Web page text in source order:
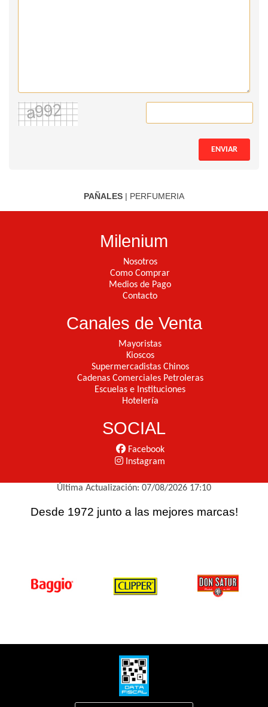
ENVIAR
PAÑALES | PERFUMERIA
Milenium
Nosotros
Como Comprar
Medios de Pago
Contacto
Canales de Venta
Mayoristas
Kioscos
Supermercadistas Chinos
Cadenas Comerciales Petroleras
Escuelas e Instituciones
Hotelería
SOCIAL
Facebook
Instagram
Última Actualización: 07/08/2026 17:10
Desde 1972 junto a las mejores marcas!